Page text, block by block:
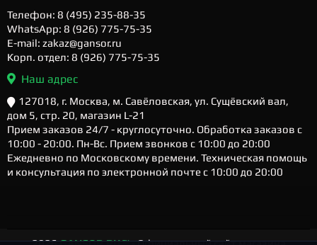
Телефон: 8 (495) 235-88-35
WhatsApp: 8 (926) 775-75-35
E-mail: zakaz@gansor.ru
Корп. отдел: 8 (926) 775-75-35
Наш адрес
127018, г. Москва, м. Савёловская, ул. Сущёвский вал,
дом 5, стр. 20, магазин L-21
Прием заказов 24/7 - круглосуточно. Обработка заказов с
10:00 - 20:00. Пн-Вс. Прием звонков с 10:00 до 20:00
Ежедневно по Московскому времени. Техническая помощь
и консультация по электронной почте с 10:00 до 20:00